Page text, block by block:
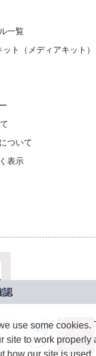
一覧
ト（メディアキット）
ついて
表示
use some cookies.
site to work properly
how our site is used.